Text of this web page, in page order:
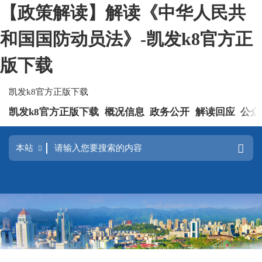
【政策解读】解读《中华人民共
和国国防动员法》-凯发k8官方正
版下载
凯发k8官方正版下载
凯发k8官方正版下载 概况信息 政务公开 解读回应 公